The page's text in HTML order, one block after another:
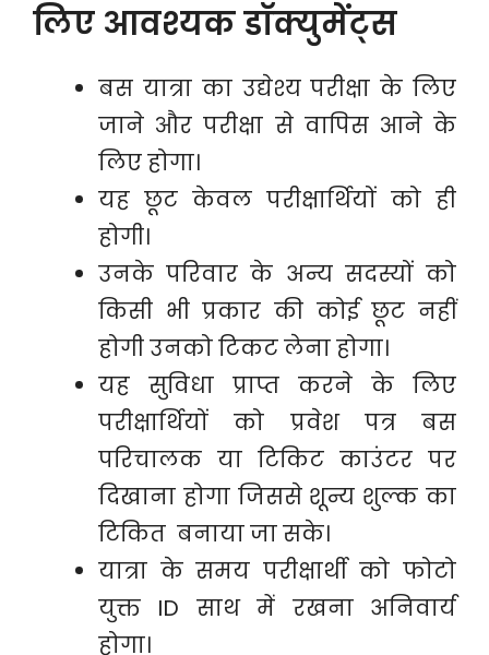
लिए आवश्यक डॉक्युमेंट्स
बस यात्रा का उद्येश्य परीक्षा के लिए
जाने और परीक्षा से वापिस आने के
लिए होगा।
यह छूट केवल परीक्षार्थियों को ही
होगी।
उनके परिवार के अन्य सदस्यों को
किसी भी प्रकार की कोई छूट नहीं
होगी उनको टिकट लेना होगा।
यह सुविधा प्राप्त करने के लिए
परीक्षार्थियों को प्रवेश पत्र बस
परिचालक या टिकिट काउंटर पर
दिखाना होगा जिससे शून्य शुल्क का
टिकित बनाया जा सके।
यात्रा के समय परीक्षार्थी को फोटो
युक्त ID साथ में रखना अनिवार्य
होगा।